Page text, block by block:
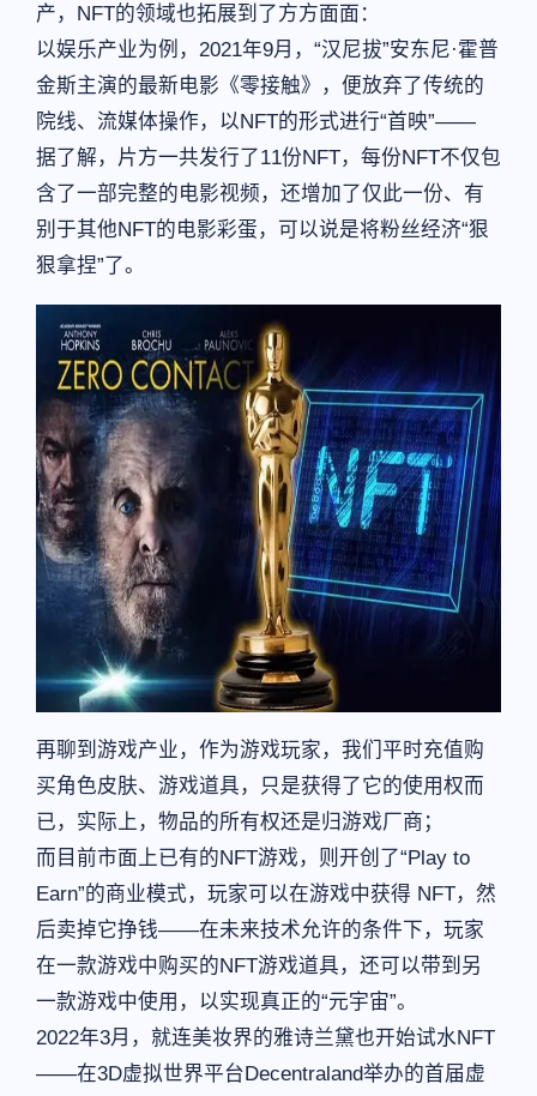
产，NFT的领域也拓展到了方方面面：
以娱乐产业为例，2021年9月，“汉尼拔”安东尼·霍普
金斯主演的最新电影《零接触》，便放弃了传统的
院线、流媒体操作，以NFT的形式进行“首映”——
据了解，片方一共发行了11份NFT，每份NFT不仅包
含了一部完整的电影视频，还增加了仅此一份、有
别于其他NFT的电影彩蛋，可以说是将粉丝经济“狠
狠拿捏”了。
再聊到游戏产业，作为游戏玩家，我们平时充值购
买角色皮肤、游戏道具，只是获得了它的使用权而
已，实际上，物品的所有权还是归游戏厂商；
而目前市面上已有的NFT游戏，则开创了“Play to
Earn”的商业模式，玩家可以在游戏中获得 NFT，然
后卖掉它挣钱——在未来技术允许的条件下，玩家
在一款游戏中购买的NFT游戏道具，还可以带到另
一款游戏中使用，以实现真正的“元宇宙”。
2022年3月，就连美妆界的雅诗兰黛也开始试水NFT
——在3D虚拟世界平台Decentraland举办的首届虚